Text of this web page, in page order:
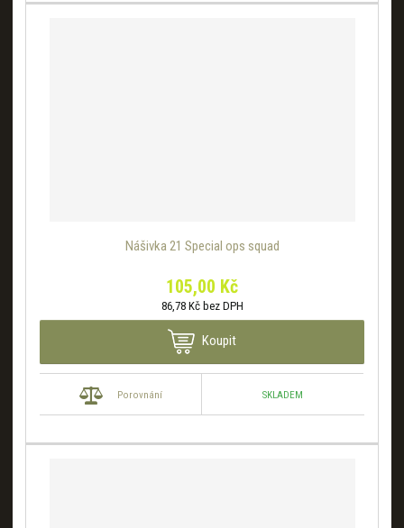
Nášivka 21 Special ops squad
105,00 Kč
86,78 Kč bez DPH
Koupit
Porovnání SKLADEM